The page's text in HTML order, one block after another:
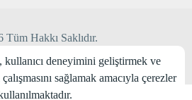
Hakkı Saklıdır.
Medyatör İnteraktif
kullanıcı deneyimini geliştirmek ve
sağlamak amacıyla çerezler